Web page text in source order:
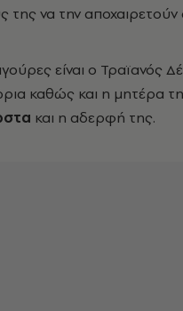
της να την αποχαιρετούν
είναι ο Τραϊανός
καθώς και η μητέρα
και η αδερφή της.